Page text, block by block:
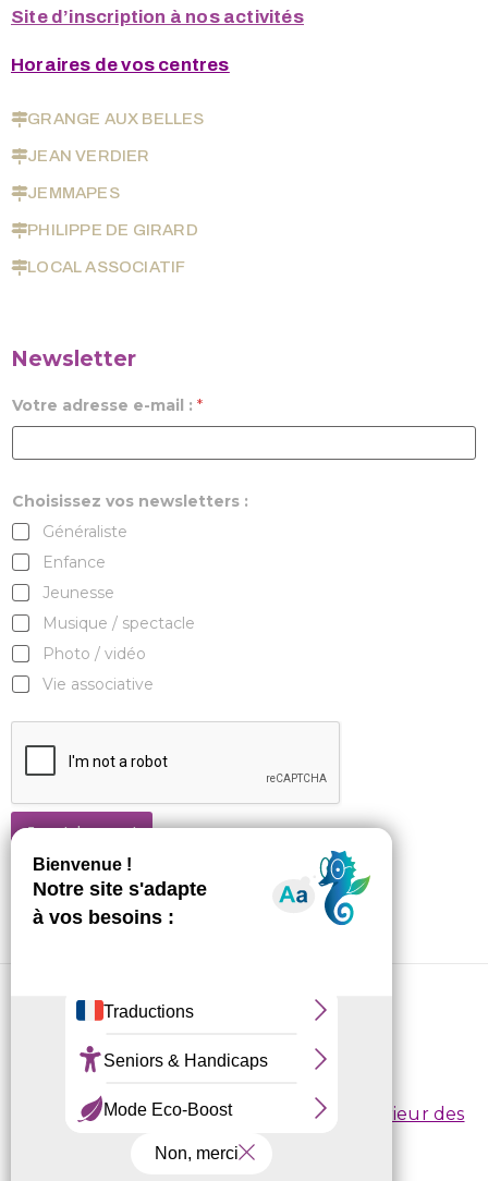
Site d’inscription à nos activités
Horaires de vos centres
GRANGE AUX BELLES
JEAN VERDIER
JEMMAPES
PHILIPPE DE GIRARD
LOCAL ASSOCIATIF
Newsletter
Votre adresse e-mail : *
Choisissez vos newsletters :
Généraliste
Enfance
Jeunesse
Musique / spectacle
Photo / vidéo
Vie associative
Je m'abonne !
Conditions d’inscription/
Règlement intérieur des
centres